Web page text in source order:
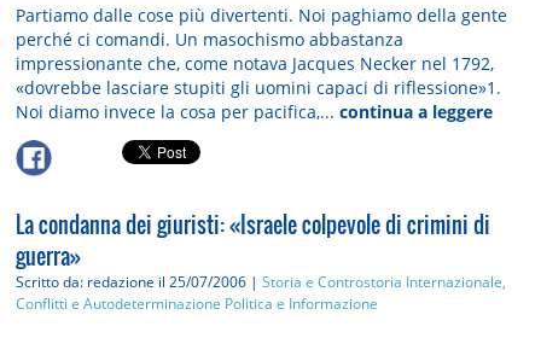
Partiamo dalle cose più divertenti. Noi pa­ghiamo della gente
perché ci comandi. Un ma­sochismo abbastanza
impressionante che, come notava Jacques Necker nel 1792,
«dovrebbe la­sciare stupiti gli uomini capaci di riflessione»1.
Noi diamo invece la cosa per pacifica,...continua a leggere
La condanna dei giuristi: «Israele colpevole di crimini di
guerra»
Scritto da: redazione il 25/07/2006 |Storia e Controstoria Internazionale,
Conflitti e Autodeterminazione Politica e Informazione